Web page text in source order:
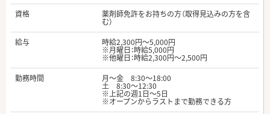
資格
薬剤師免許をお持ちの方（取得見込みの方を含
む）
給与
時給2,300円～5,000円
※月曜日：時給5,000円
※他曜日：時給2,300円～2,500円
勤務時間
月～金 8:30～18:00
土 8:30～12:30
※上記の週1日～5日
※オープンからラストまで勤務できる方